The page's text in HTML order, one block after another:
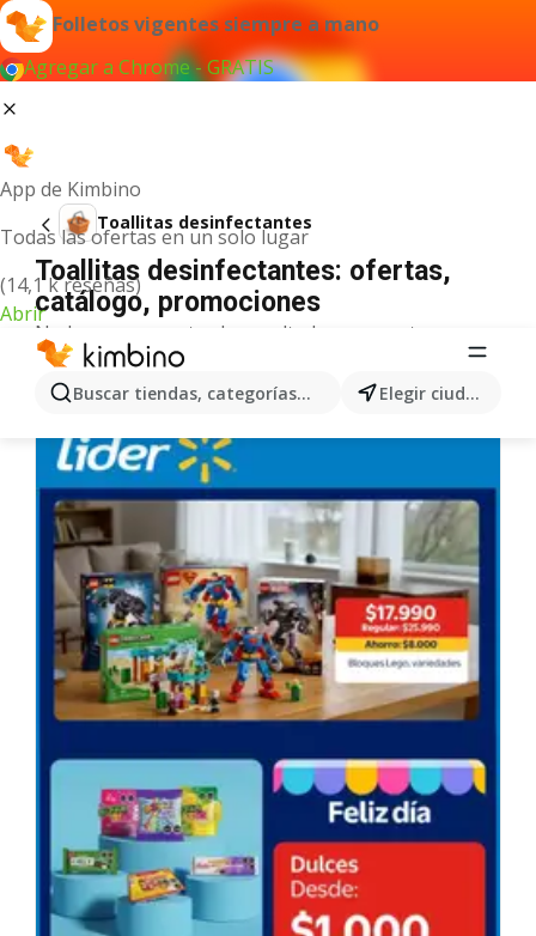
Folletos vigentes siempre a mano
Agregar a Chrome - GRATIS
App de Kimbino
Todas las ofertas en un solo lugar
(14,1 k reseñas)
Abrir
Buscar tiendas, categorías, productos... Elegir ciudad
Toallitas desinfectantes
Toallitas desinfectantes: ofertas,
catálogo, promociones
No hemos encontrado resultados para este
término.
Más ofertas en la categoría